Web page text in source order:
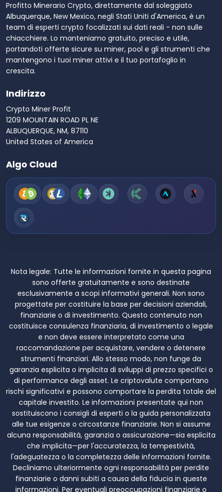
Profitto Minerario Crypto, direttamente dal soleggiato
Albuquerque, New Mexico, negli Stati Uniti d'America, è un
team di esperti crypto focalizzati sui dati reali - non sulle
chiacchiere. Lo manteniamo gratuito, preciso e utile,
portandoti offerte sicure su miner, pool e gli strumenti che
mantengono i tuoi miner attivi e il tuo portafoglio in
crescita.
Indirizzo
Crypto Miner Profit
1209 MOUNTAIN ROAD PL NE
ALBUQUERQUE, NM, 87110
United States of America
Algo Cloud
Nota legale: Tutte le informazioni fornite in questa pagina
sono offerte gratuitamente e sono destinate
esclusivamente a scopi informativi generali. Non sono
progettate per costituire la base per decisioni aziendali,
finanziarie o di investimento. Questo contenuto non
costituisce consulenza finanziaria, di investimento o legale
e non deve essere interpretato come una
raccomandazione per acquistare, vendere o detenere
strumenti finanziari. Allo stesso modo, non funge da
garanzia esplicita o implicita di sviluppi di prezzo specifici o
di performance degli asset. Le criptovalute comportano
rischi significativi e possono comportare la perdita totale del
capitale investito. Le informazioni presentate qui non
sostituiscono i consigli di esperti o la guida personalizzata
alle tue esigenze o circostanze finanziarie. Non si assume
alcuna responsabilità, garanzia o assicurazione—sia esplicita
che implicita—per l'accuratezza, la tempestività,
l'adeguatezza o la completezza delle informazioni fornite.
Decliniamo ulteriormente ogni responsabilità per perdite
finanziarie o danni subiti a causa della fiducia in queste
informazioni. Per eventuali preoccupazioni finanziarie o